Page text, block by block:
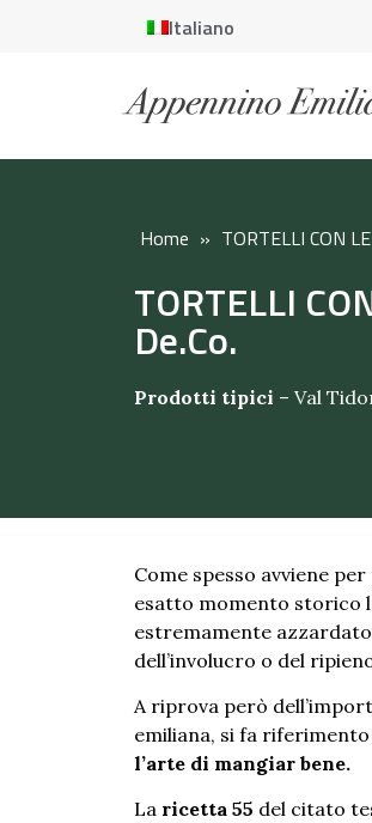
Italiano
Home » TORTELLI CON
TORTELLI
De.Co.
Prodotti tipici – Val
Come spesso avviene
esatto momento storico
estremamente
dell’involucro o del
A riprova però
emiliana, si fa riferimento
l’arte di mangiar bene.
La ricetta 55 del citato